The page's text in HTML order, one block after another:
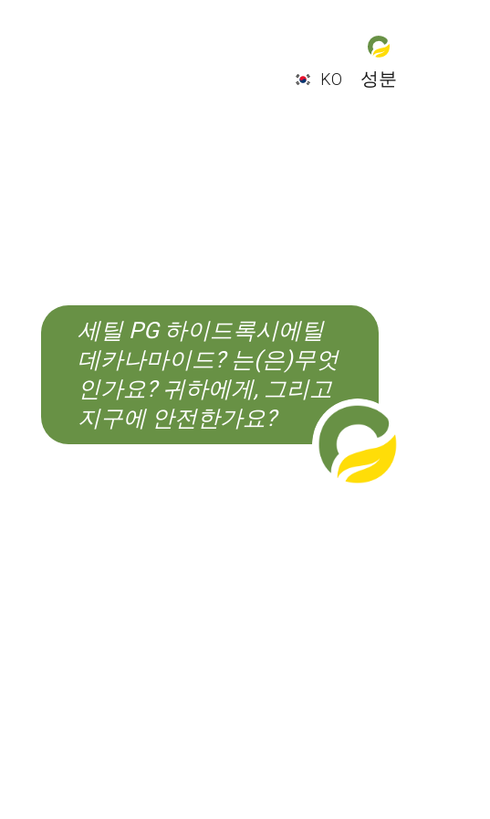
KO
성분
세틸 PG 하이드록시에틸
데카나마이드? 는(은)무엇
인가요? 귀하에게, 그리고
지구에 안전한가요?